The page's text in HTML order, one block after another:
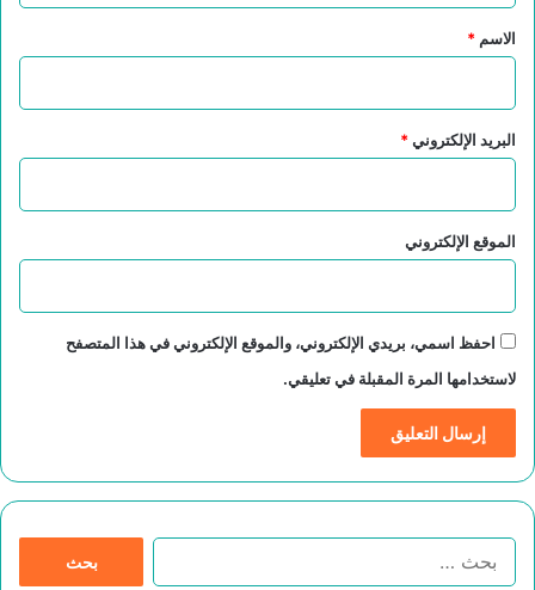
*
الاسم *
البريد الإلكتروني*
الموقع الإلكتروني
احفظ اسمي، بريدي الإلكتروني، والموقع الإلكتروني في هذا المتصفح
لاستخدامها المرة المقبلة في تعليقي.